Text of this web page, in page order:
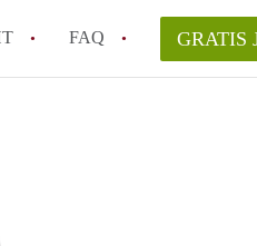
FAQ
reageren op een Appartement in Delft?
van AppartementDelft?
GRATIS